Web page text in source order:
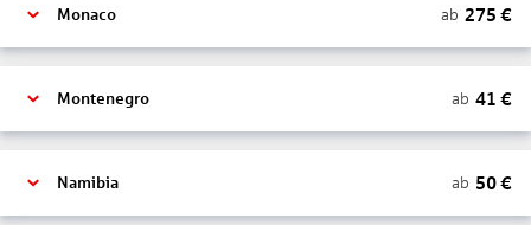
Monaco ab 275 €
Montenegro ab 41 €
Namibia ab 50€